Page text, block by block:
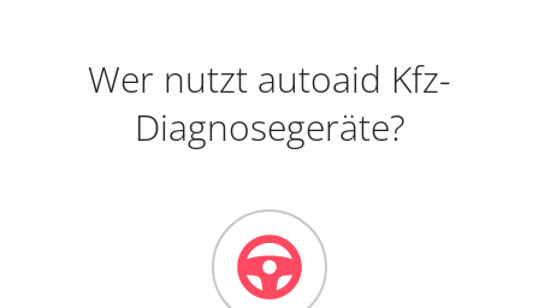
Wer nutzt autoaid Kfz-
Diagnosegeräte?